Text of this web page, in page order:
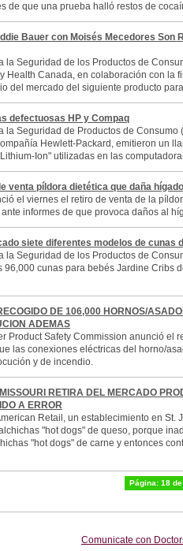
de que una prueba halló restos de
Bauer con Moisés Mecedores Son
la Seguridad de los Productos de
Health Canada, en colaboración con la
del mercado del siguiente producto
defectuosas HP y Compaq
la Seguridad de Productos de Consumo
Hewlett-Packard, emitieron un
Ion" utilizadas en las
venta píldora dietética que daña hígado
el viernes el retiro de venta de la
informes de que provoca daños al
siete diferentes modelos de cunas
la Seguridad de los Productos de
96,000 cunas para bebés Jardine Cribs
DE 106,000 HORNOS/
ADEMAS
Product Safety Commission anunció el
las conexiones eléctricas del horno/
y de incendio.
RETIRA DEL MERCADO
A ERROR
Retail, un establecimiento en St.
"hot dogs" de queso, porque
"hot dogs" de carne y entonces
Página: 18
Comunicate con